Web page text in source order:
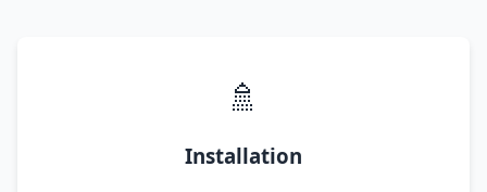
🚿
Installation